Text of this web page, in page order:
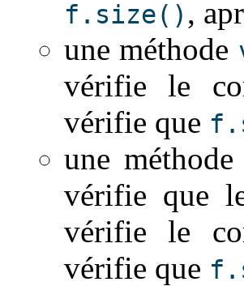
f.size() ,
une méthode
vérifie le
vérifie que
une méthode
vérifie que
vérifie le
vérifie que